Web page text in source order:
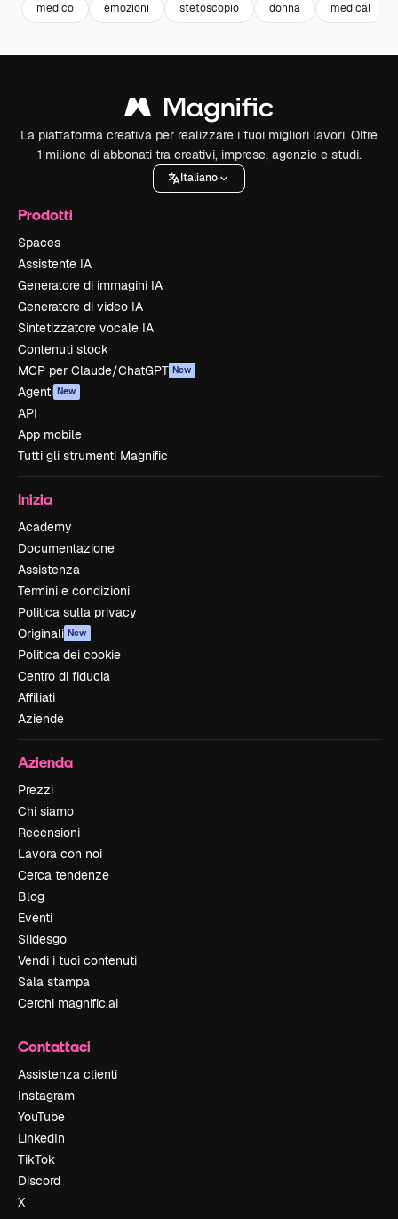
medico emozioni stetoscopio donna medical
La piattaforma creativa per realizzare i tuoi migliori lavori. Oltre
1 milione di abbonati tra creativi, imprese, agenzie e studi.
Italiano
Prodotti
Spaces
Assistente IA
Generatore di immagini IA
Generatore di video IA
Sintetizzatore vocale IA
Contenuti stock
MCP per Claude/ChatGPT New
Agenti New
API
App mobile
Tutti gli strumenti Magnific
Inizia
Academy
Documentazione
Assistenza
Termini e condizioni
Politica sulla privacy
Originali New
Politica dei cookie
Centro di fiducia
Affiliati
Aziende
Azienda
Prezzi
Chi siamo
Recensioni
Lavora con noi
Cerca tendenze
Blog
Eventi
Slidesgo
Vendi i tuoi contenuti
Sala stampa
Cerchi magnific.ai
Contattaci
Assistenza clienti
Instagram
YouTube
LinkedIn
TikTok
Discord
X